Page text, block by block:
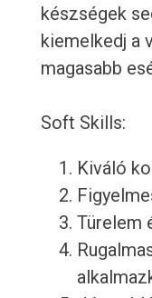
készségek
kiemelkedj a
magasabb
Soft Skills:
Kiváló
Türelem